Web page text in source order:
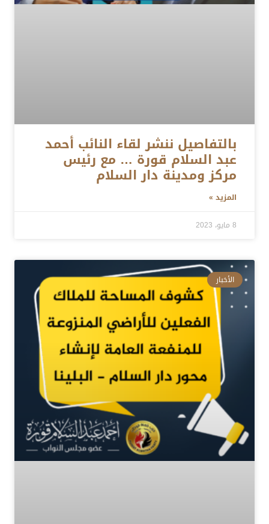
بالتفاصيل ننشر لقاء النائب أحمد
عبد السلام قورة … مع رئيس
مركز ومدينة دار السلام
المزيد »
8 مايو، 2023
الأخبار